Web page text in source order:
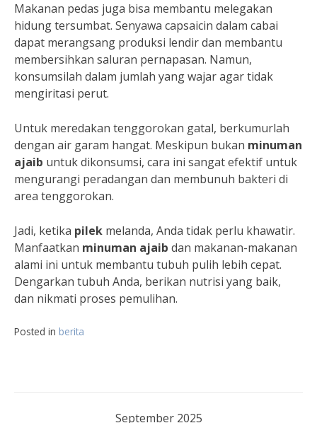
Makanan pedas juga bisa membantu melegakan
hidung tersumbat. Senyawa capsaicin dalam cabai
dapat merangsang produksi lendir dan membantu
membersihkan saluran pernapasan. Namun,
konsumsilah dalam jumlah yang wajar agar tidak
mengiritasi perut.
Untuk meredakan tenggorokan gatal, berkumurlah
dengan air garam hangat. Meskipun bukan minuman
ajaib untuk dikonsumsi, cara ini sangat efektif untuk
mengurangi peradangan dan membunuh bakteri di
area tenggorokan.
Jadi, ketika pilek melanda, Anda tidak perlu khawatir.
Manfaatkan minuman ajaib dan makanan-makanan
alami ini untuk membantu tubuh pulih lebih cepat.
Dengarkan tubuh Anda, berikan nutrisi yang baik,
dan nikmati proses pemulihan.
Posted in berita
September 2025